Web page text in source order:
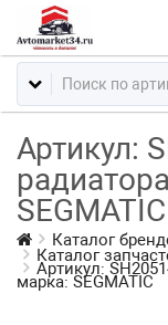
Артикул:
SEGMATIC
Каталог
Каталог
Артикул:
марка: SEGMATIC